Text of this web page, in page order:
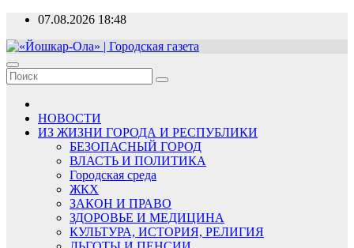
Перейти
содержимому
07.08.2026 18:48
«Йошкар-Ола» | Городская газета
Новости, события, люди
НОВОСТИ
ИЗ ЖИЗНИ ГОРОДА И РЕСПУБЛИКИ
БЕЗОПАСНЫЙ ГОРОД
ВЛАСТЬ И ПОЛИТИКА
Городская среда
ЖКХ
ЗАКОН И ПРАВО
ЗДОРОВЬЕ И МЕДИЦИНА
КУЛЬТУРА, ИСТОРИЯ, РЕЛИГИЯ